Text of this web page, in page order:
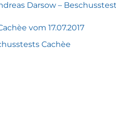
Darsow –
vom 17.07.2017
Cachèe